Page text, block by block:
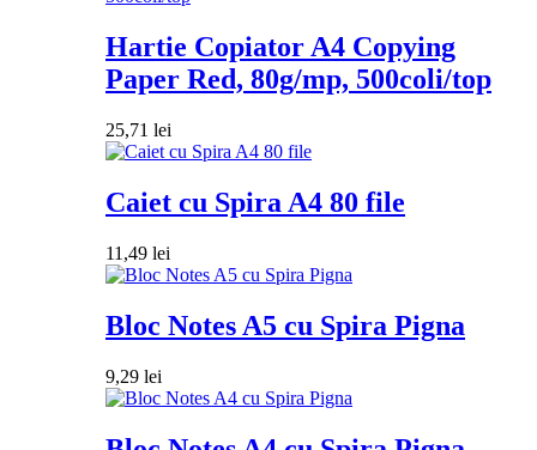
Hartie Copiator A4 Copying
Paper Red, 80g/mp, 500coli/top
25,71 lei
Caiet cu Spira A4 80 file
11,49 lei
Bloc Notes A5 cu Spira Pigna
9,29 lei